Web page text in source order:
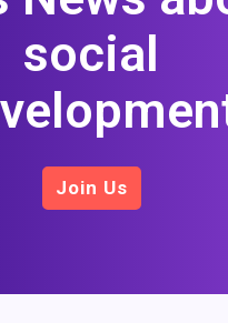
social
Join Us